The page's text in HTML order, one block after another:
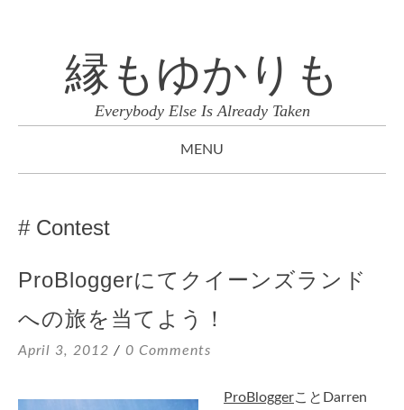
縁もゆかりも
Everybody Else Is Already Taken
MENU
Contest
ProBloggerにてクイーンズランド
への旅を当てよう！
April 3, 2012 0 Comments
ProBloggerことDarren